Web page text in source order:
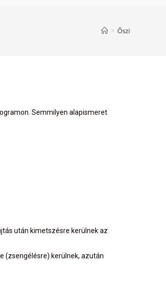
> Őszi
Semmilyen alapismeret
után kimetszésre kerülnek az
(zsengélésre) kerülnek, azután